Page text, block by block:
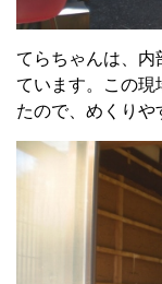
てらちゃんは、内
ています。この現
たので、めくりや